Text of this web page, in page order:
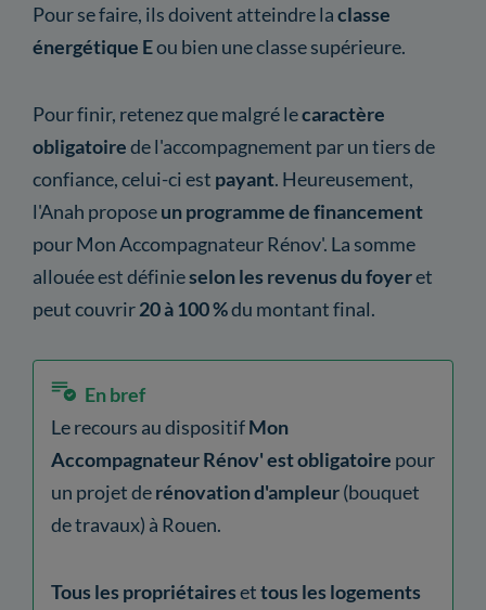
Pour se faire, ils doivent atteindre laclasse
énergétique Eou bien une classe supérieure.
Pour finir, retenez que malgré lecaractère
obligatoirede l'accompagnement par un tiers de
confiance, celui-ci est payant. Heureusement,
l'Anah proposeun programme de financement
pour Mon Accompagnateur Rénov'. La somme
allouée est définieselon les revenus du foyeret
peut couvrir20 à 100 %du montant final.
En bref
Le recours au dispositifMon
Accompagnateur Rénov' est obligatoire pour
un projet derénovation d'ampleur(bouquet
de travaux) à Rouen.
Tous les propriétairesettous les logements